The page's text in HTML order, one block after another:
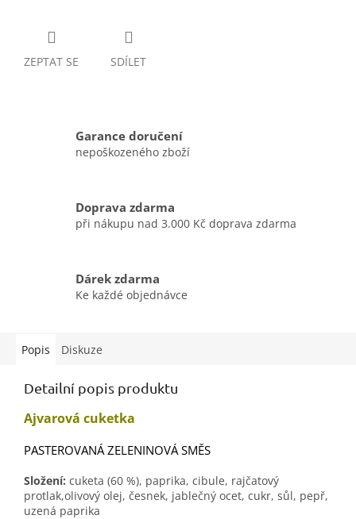
ZEPTAT SE SDÍLET
Garance doručení
nepoškozeného zboží
Doprava zdarma
při nákupu nad 3.000 Kč doprava zdarma
Dárek zdarma
Ke každé objednávce
Popis Diskuze
Detailní popis produktu
Ajvarová cuketka
PASTEROVANÁ ZELENINOVÁ SMĚS
Složení: cuketa (60 %), paprika, cibule, rajčatový
protlak,olivový olej, česnek, jablečný ocet, cukr, sůl, pepř,
uzená paprika